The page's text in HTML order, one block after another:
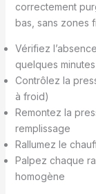
correctement
bas, sans zones
Vérifiez
quelques minutes
Contrôlez la
à froid)
Remontez la
remplissage
Rallumez le
Palpez chaque
homogène